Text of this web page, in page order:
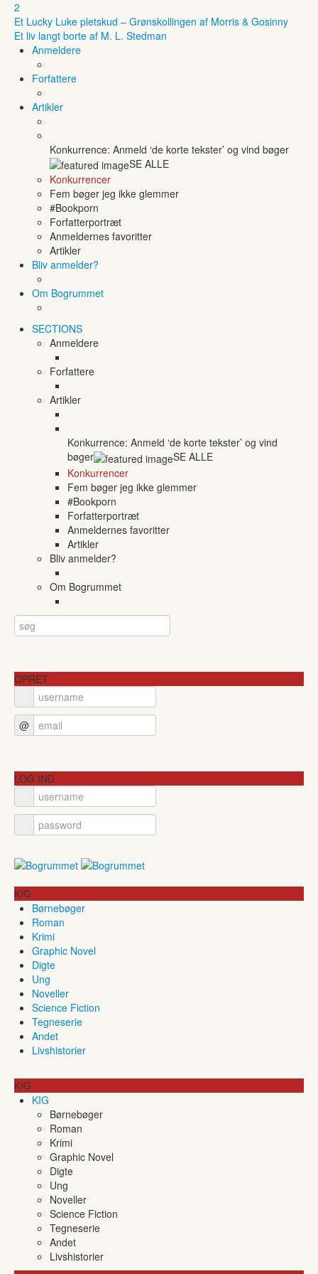
2
Et Lucky Luke pletskud – Grønskollingen af Morris & Gosinny
Et liv langt borte af M. L. Stedman
Anmeldere
Forfattere
Artikler
Konkurrence: Anmeld ‘de korte tekster’ og vind bøger
SE ALLE
Konkurrencer
Fem bøger jeg ikke glemmer
#Bookporn
Forfatterportræt
Anmeldernes favoritter
Artikler
Bliv anmelder?
Om Bogrummet
SECTIONS
Anmeldere
Forfattere
Artikler
Konkurrence: Anmeld ‘de korte tekster’ og vind
bøger
SE ALLE
Konkurrencer
Fem bøger jeg ikke glemmer
#Bookporn
Forfatterportræt
Anmeldernes favoritter
Artikler
Bliv anmelder?
Om Bogrummet
OPRET
@
LOG IND
KIG
Børnebøger
Roman
Krimi
Graphic Novel
Digte
Ung
Noveller
Science Fiction
Tegneserie
Andet
Livshistorier
KIG
KIG
Børnebøger
Roman
Krimi
Graphic Novel
Digte
Ung
Noveller
Science Fiction
Tegneserie
Andet
Livshistorier